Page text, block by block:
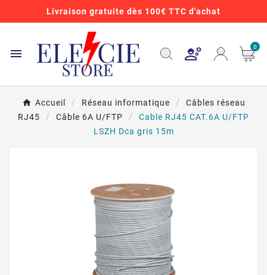
Livraison gratuite dès 100€ TTC d'achat
 0
Accueil Réseau informatique
Câbles réseau
RJ45
Câble 6A U/FTP
Cable RJ45 CAT.6A U/FTP
LSZH Dca gris 15m